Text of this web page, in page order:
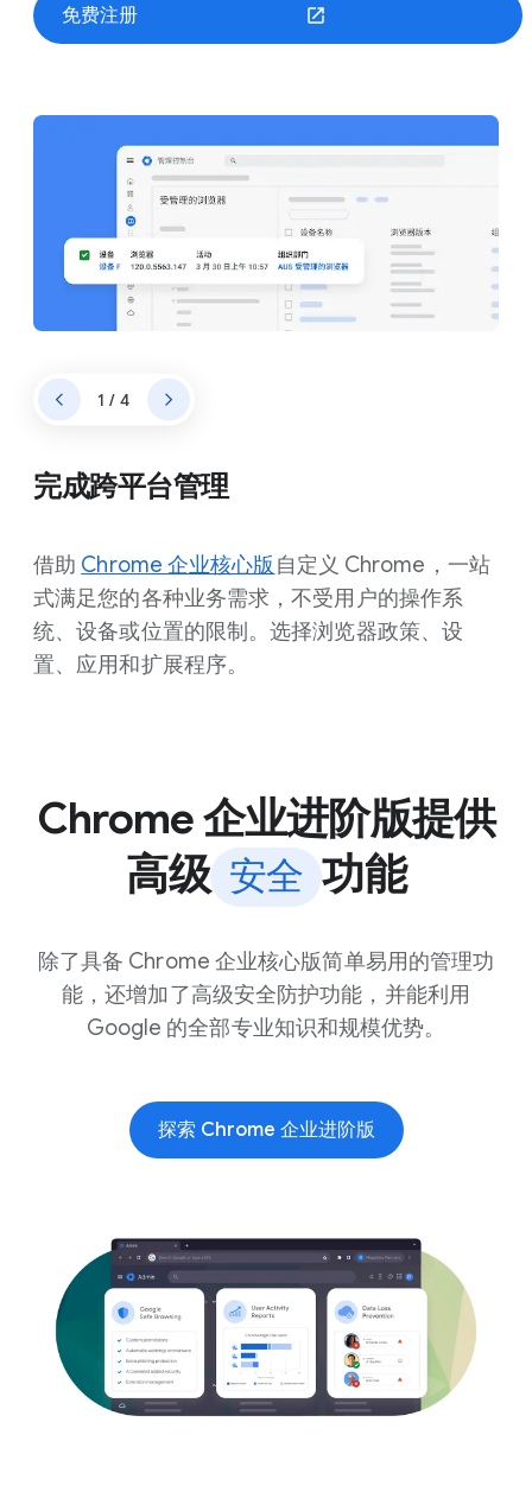
免费注册
完成跨平台管理
借助 Chrome 企业核心版 自定义 Chrome，一站
式满足您的各种业务需求，不受用户的操作系
统、设备或位置的限制。选择浏览器政策、设
置、应用和扩展程序。
1 / 4
Chrome 企业进阶版提供
高级 安全 功能
除了具备 Chrome 企业核心版简单易用的管理功
能，还增加了高级安全防护功能，并能利用
Google 的全部专业知识和规模优势。
探索 Chrome 企业进阶版